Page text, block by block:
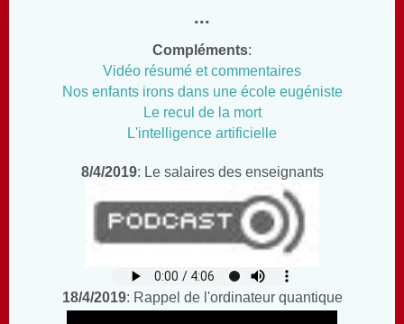
...
Compléments:
Vidéo résumé et commentaires
Nos enfants irons dans une école eugéniste
Le recul de la mort
L'intelligence artificielle
8/4/2019: Le salaires des enseignants
18/4/2019: Rappel de l'ordinateur quantique